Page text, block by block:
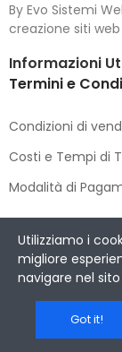
By Evo Sistemi
creazione siti web
Informazioni
Termini e
Condizioni di
Costi e Tempi di
Modalità di
Copyright ©
Utilizziamo i
migliore
navigare nel
Got it!